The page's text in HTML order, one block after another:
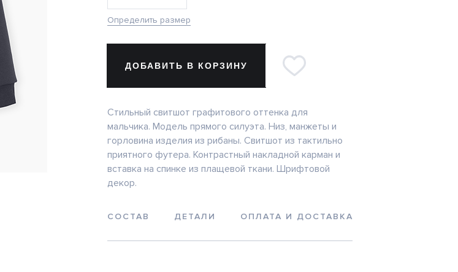
Определить размер
ДОБАВИТЬ В КОРЗИНУ
Стильный свитшот графитового оттенка для
мальчика. Модель прямого силуэта. Низ, манжеты и
горловина изделия из рибаны. Свитшот из тактильно
приятного футера. Контрастный накладной карман и
вставка на спинке из плащевой ткани. Шрифтовой
декор.
СОСТАВ ДЕТАЛИ ОПЛАТА И ДОСТАВКА